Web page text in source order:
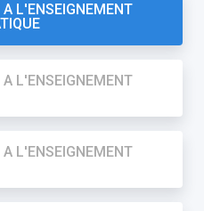
L'ENSEIGNEMENT
L'ENSEIGNEMENT
L'ENSEIGNEMENT